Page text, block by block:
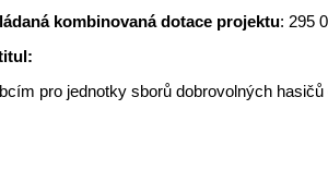
kombinovaná dotace projektu: 295
pro jednotky sborů dobrovolných